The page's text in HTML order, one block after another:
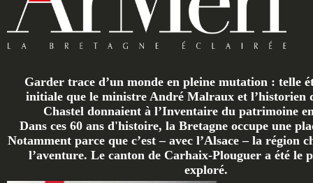
Garder trace d’un monde en pleine mutation : telle
initiale que le ministre André Malraux et l’historien
Chastel donnaient à l’Inventaire du patrimoine
Dans ces 60 ans d'histoire, la Bretagne occupe une
Notamment parce que c’est – avec l’Alsace – la région
l’aventure. Le canton de Carhaix-Plouguer a été le
exploré.